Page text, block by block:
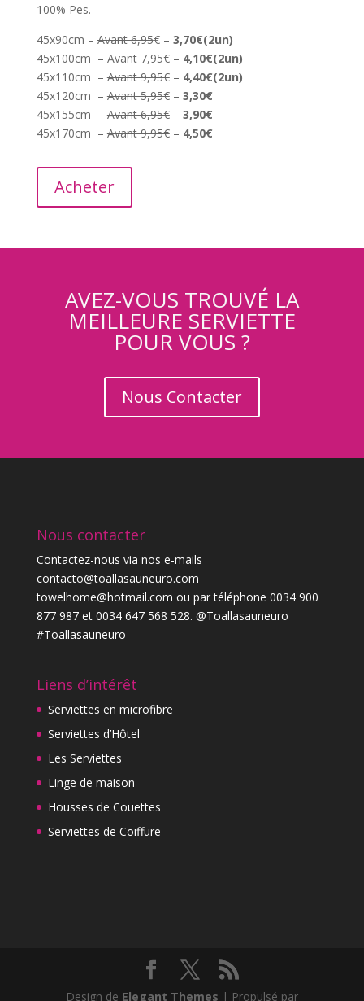
100% Pes.
45x90cm –Avant 6,95€ – 3,70€(2un)
45x100cm –Avant 7,95€– 4,10€(2un)
45x110cm –Avant 9,95€– 4,40€(2un)
45x120cm –Avant 5,95€– 3,30€
45x155cm –Avant 6,95€– 3,90€
45x170cm –Avant 9,95€– 4,50€
Acheter
AVEZ-VOUS TROUVÉ LA
MEILLEURE SERVIETTE
POUR VOUS ?
Nous Contacter
Nous contacter
Contactez-nous via nos e-mails
contacto@toallasauneuro.com
towelhome@hotmail.com ou par téléphone 0034 900
877 987 et 0034 647 568 528. @Toallasauneuro
#Toallasauneuro
Liens d’intérêt
Serviettes en microfibre
Serviettes d’Hôtel
Les Serviettes
Linge de maison
Housses de Couettes
Serviettes de Coiffure
Design de Elegant Themes | Propulsé par